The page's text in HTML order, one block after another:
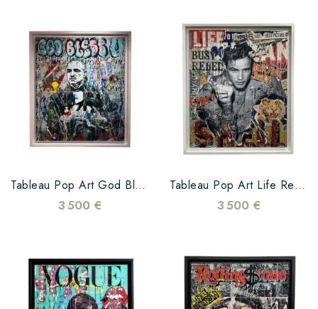
Tableau Pop Art God Bless Power
3 500 €
Tableau Pop Art Life Rebel
3 500 €